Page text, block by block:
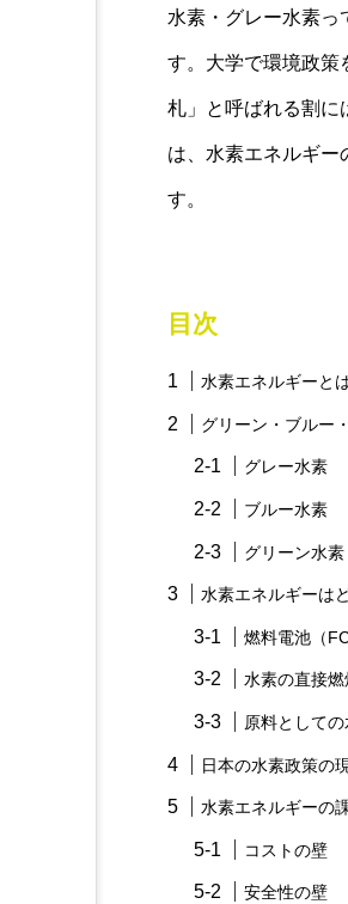
水素・グレー水素っ
す。大学で環境政策
札」と呼ばれる割に
は、水素エネルギー
す。
目次
水素エネルギーと
グリーン・ブルー
グレー水素
ブルー水素
グリーン水素
水素エネルギーは
燃料電池（
水素の直接燃
原料として
日本の水素政策の
水素エネルギーの
コストの壁
安全性の壁